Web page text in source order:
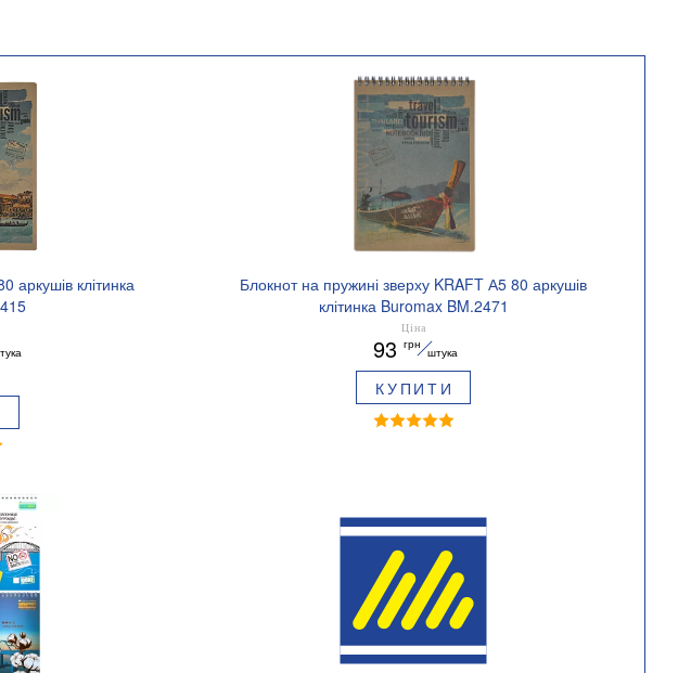
аркушів клітинка
Блокнот на пружині зверху KRAFT А5 80 аркушів
клітинка Buromax BM.2471
Ціна
93 грн
штука
КУПИТИ